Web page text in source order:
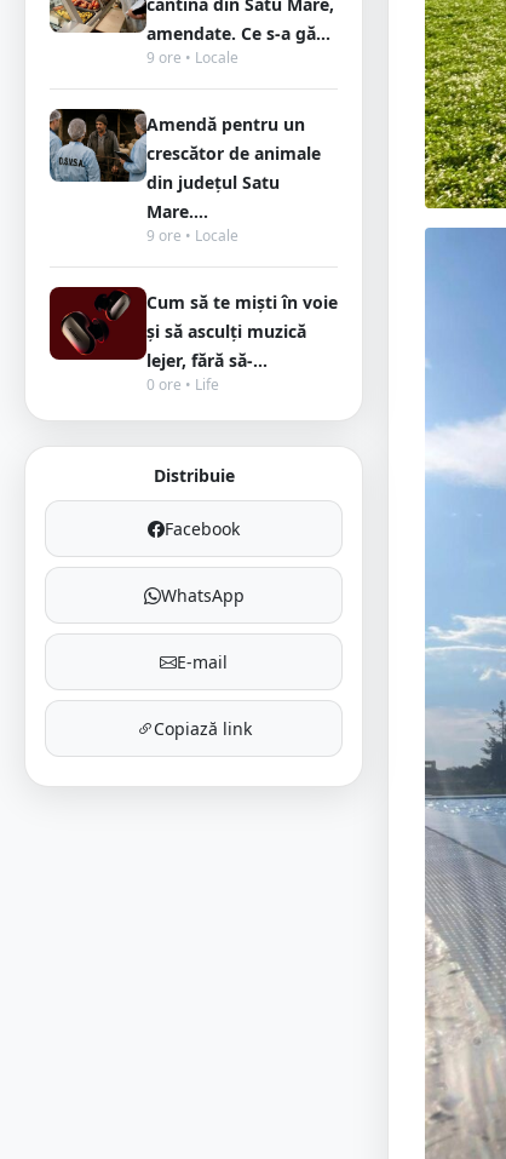
amendate. Ce s-a gă...
9 ore • Locale
Amendă pentru un
crescător de animale
din județul Satu
Mare....
9 ore • Locale
Cum să te miști în voie
și să asculți muzică
lejer, fără să-...
0 ore • Life
Distribuie
Facebook
WhatsApp
E-mail
Copiază link